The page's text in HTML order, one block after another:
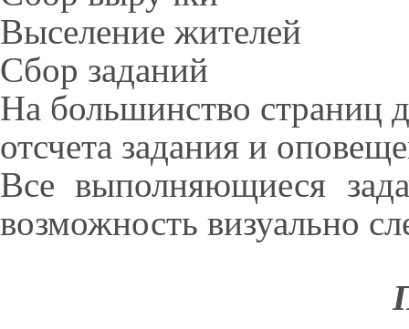
Выселение жителей
Сбор заданий
На большинство страниц
отсчета задания и
Все выполняющиеся
возможность визуально